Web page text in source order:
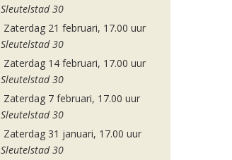
Sleutelstad 30
Zaterdag 21 februari, 17.00 uur
Sleutelstad 30
Zaterdag 14 februari, 17.00 uur
Sleutelstad 30
Zaterdag 7 februari, 17.00 uur
Sleutelstad 30
Zaterdag 31 januari, 17.00 uur
Sleutelstad 30